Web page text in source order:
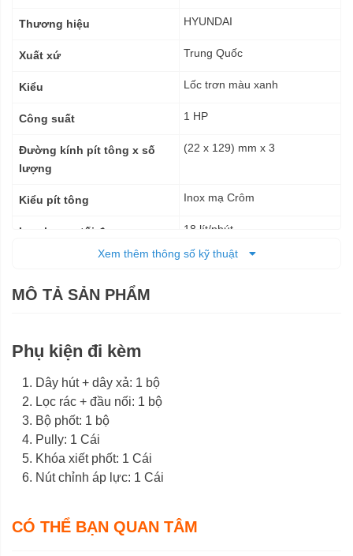
kỹThương hiệu HYUNDAI
Xuất xứ Trung Quốc
Kiểu Lốc trơn màu xanh
Công suất 1 HP
Đường kính pít tông x số
lượng
(22 x 129) mm x 3
Kiểu pít tông Inox mạ Crôm
Lưu lượng tối đa 18 lít/phút
30 kgf/cm2
Vòng tua cực đại
Trọng lượng tịnh
Trọng lượng cả bì
Bảo hành
Xem thêm thông số kỹ thuật
MÔ TẢ SẢN PHẨM
Phụ kiện đi kèm
Dây hút + dây xả: 1 bộ
Lọc rác + đầu nối: 1 bộ
Bộ phốt: 1 bộ
Pully: 1 Cái
Khóa xiết phốt: 1 Cái
Nút chỉnh áp lực: 1 Cái
CÓ THỂ BẠN QUAN TÂM